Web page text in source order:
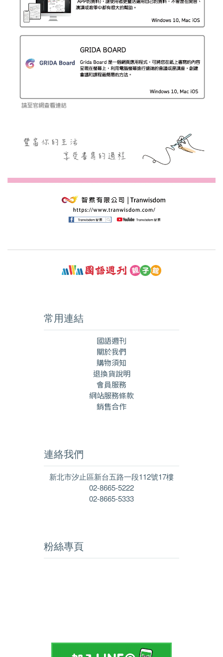
常用連結
國語週刊
關於我們
購物須知
退換貨說明
會員服務
網站服務條款
銷售合作
連絡我們
新北市汐止區新台五路一段112號17樓
02-8665-5222
02-8665-5333
粉絲專頁